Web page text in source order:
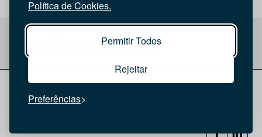
Política de Cookies.
Permitir Todos
Rejeitar
Preferências
Política de privacidade